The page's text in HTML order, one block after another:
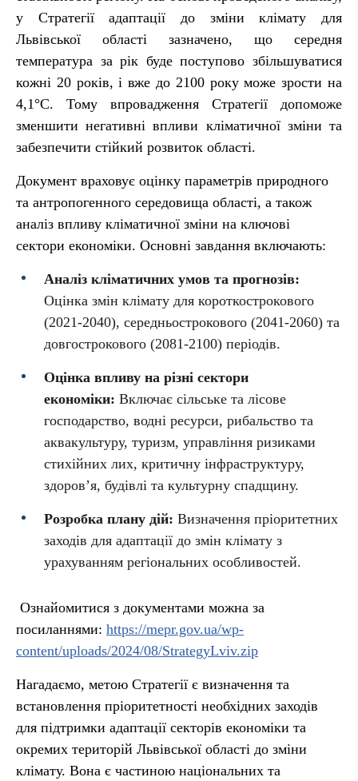
у Стратегії адаптації до зміни клімату для
Львівської області зазначено, що середня
температура за рік буде поступово збільшуватися
кожні 20 років, і вже до 2100 року може зрости на
4,1°C. Тому впровадження Стратегії допоможе
зменшити негативні впливи кліматичної зміни та
забезпечити стійкий розвиток області.
Документ враховує оцінку параметрів природного
та антропогенного середовища області, а також
аналіз впливу кліматичної зміни на ключові
сектори економіки. Основні завдання включають:
Аналіз кліматичних умов та прогнозів:
Оцінка змін клімату для короткострокового
(2021-2040), середньострокового (2041-2060) та
довгострокового (2081-2100) періодів.
Оцінка впливу на різні сектори
економіки: Включає сільське та лісове
господарство, водні ресурси, рибальство та
аквакультуру, туризм, управління ризиками
стихійних лих, критичну інфраструктуру,
здоров’я, будівлі та культурну спадщину.
Розробка плану дій: Визначення пріоритетних
заходів для адаптації до змін клімату з
урахуванням регіональних особливостей.
Ознайомитися з документами можна за
посиланнями: https://mepr.gov.ua/wp-
content/uploads/2024/08/StrategyLviv.zip
Нагадаємо, метою Стратегії є визначення та
встановлення пріоритетності необхідних заходів
для підтримки адаптації секторів економіки та
окремих територій Львівської області до зміни
клімату. Вона є частиною національних та